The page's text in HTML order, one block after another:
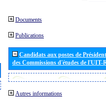
Documents
Publications
Candidats aux postes de
des Commissions d'études de l'UIT-
Autres informations